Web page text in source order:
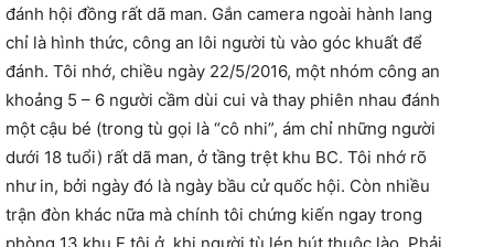
đánh hội đồng rất dã man. Gắn camera ngoài hành lang
chỉ là hình thức, công an lôi người tù vào góc khuất để
đánh. Tôi nhớ, chiều ngày 22/5/2016, một nhóm công an
khoảng 5 – 6 người cầm dùi cui và thay phiên nhau đánh
một cậu bé (trong tù gọi là “cô nhi”, ám chỉ những người
dưới 18 tuổi) rất dã man, ở tầng trệt khu BC. Tôi nhớ rõ
như in, bởi ngày đó là ngày bầu cử quốc hội. Còn nhiều
trận đòn khác nữa mà chính tôi chứng kiến ngay trong